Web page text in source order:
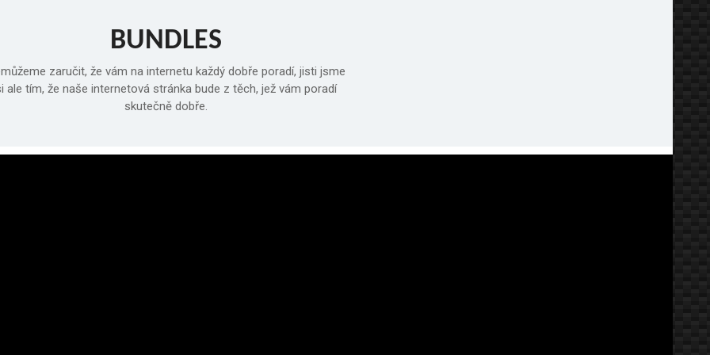
BUNDLES
zaručit, že vám na internetu každý dobře poradí, jisti jsme
ale tím, že naše internetová stránka bude z těch, jež vám poradí
skutečně dobře.